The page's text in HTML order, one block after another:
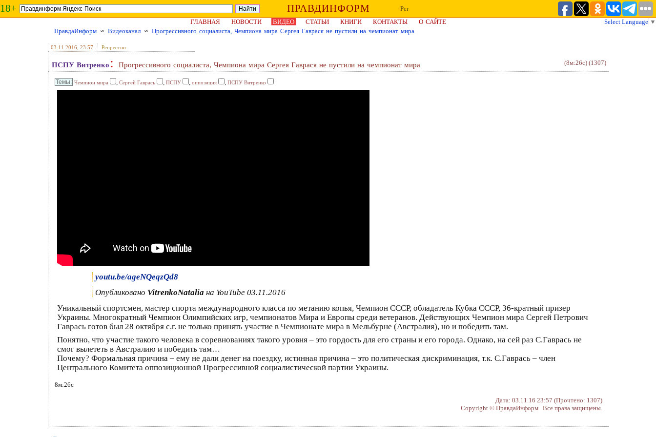
18+ ПРАВДИНФОРМ
Рег
ГЛАВНАЯ
НОВОСТИ ВИДЕО СТАТЬИ КНИГИ КОНТАКТЫ О САЙТЕ Select Language ▼
ПравдаИнформ ≈ Видеоканал ≈ Прогрессивного социалиста, Чемпиона мира Сергея Гаврася не пустили на чемпионат мира
03.11.2016 , 23:57 Репрессии
ПСПУ Витренко : Прогрессивного социалиста, Чемпиона мира Сергея Гаврася не пустили на чемпионат мира (8м:26с) (1307)
Чемпион мира , Сергей Гаврась , ПСПУ , оппозиция , ПСПУ Витренко
youtu.be/ageNQeqzQd8
Опубликовано VitrenkoNatalia на YouTube 03.11.2016
Уникальный спортсмен, мастер спорта международного класса по метанию копья, Чемпион СССР, обладатель Кубка СССР, 36-кратный призер
Украины. Многократный Чемпион Олимпийских игр, чемпионатов Мира и Европы среди ветеранов. Действующих Чемпион мира Сергей Петрович
Гаврась готов был 28 октября с.г. не только принять участие в Чемпионате мира в Мельбурне (Австралия), но и победить там.
Понятно, что участие такого человека в соревнованиях такого уровня – это гордость для его страны и его города. Однако, на сей раз С.Гаврась не
смог вылететь в Австралию и победить там…
Почему? Формальная причина – ему не дали денег на поездку, истинная причина – это политическая дискриминация, т.к. С.Гаврась – член
Центрального Комитета оппозиционной Прогрессивной социалистической партии Украины.
8м:26с
Дата: 03.11.16 23:57 (Прочтено: 1307)
Copyright © ПравдаИнформ Все права защищены.